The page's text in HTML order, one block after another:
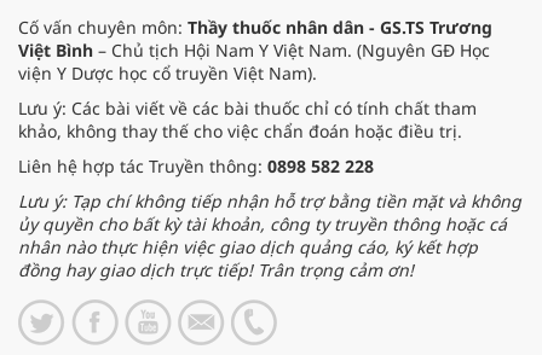
Cố vấn chuyên môn: Thầy thuốc nhân dân - GS.TS Trương
Việt Bình – Chủ tịch Hội Nam Y Việt Nam. (Nguyên GĐ Học
viện Y Dược học cổ truyền Việt Nam).
Lưu ý: Các bài viết về các bài thuốc chỉ có tính chất tham
khảo, không thay thế cho việc chẩn đoán hoặc điều trị.
Liên hệ hợp tác Truyền thông: 0898 582 228
Lưu ý: Tạp chí không tiếp nhận hỗ trợ bằng tiền mặt và không
ủy quyền cho bất kỳ tài khoản, công ty truyền thông hoặc cá
nhân nào thực hiện việc giao dịch quảng cáo, ký kết hợp
đồng hay giao dịch trực tiếp! Trân trọng cảm ơn!